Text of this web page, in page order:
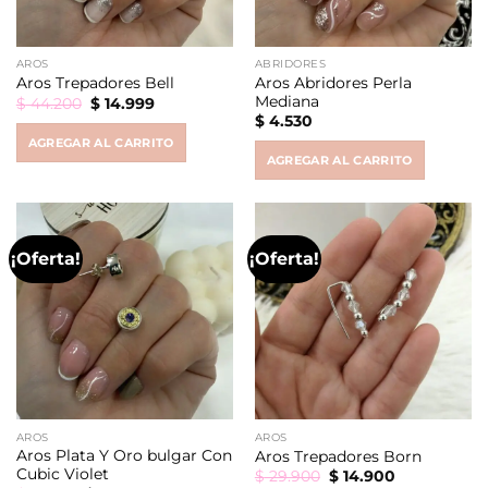
AROS
Aros Trepadores Bell
$44.200 Original
price
$ 44.200.
$14.999Current
$ 14.999.
AGREGAR AL CARRITO
ABRIDORES
Aros Abridores Perla
Mediana
$4.530
AGREGAR AL CARRITO
¡Oferta!
AROS
Aros Plata Y Oro bulgar Con
Cubic Violet
¡Oferta!
AROS
Aros Trepadores Born
$29.900 Original
$14.900Current